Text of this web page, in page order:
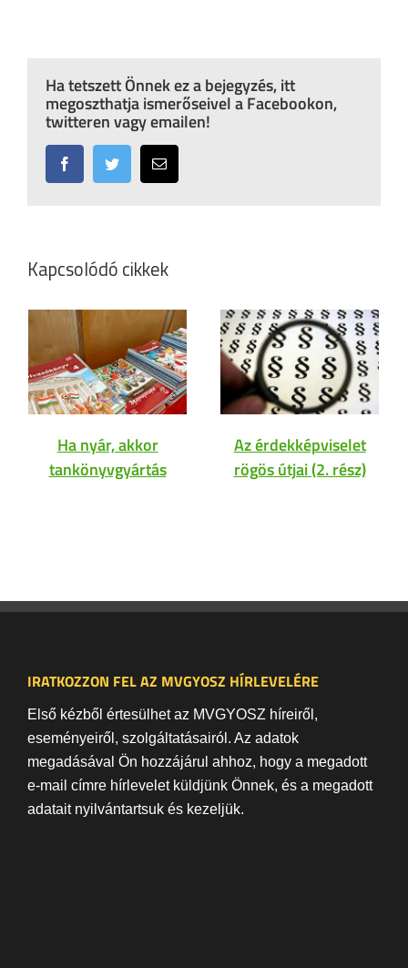
Ha tetszett Önnek ez a bejegyzés, itt
megoszthatja ismerőseivel a Facebookon,
twitteren vagy emailen!
FacebookTwitter Email:
Kapcsolódó cikkek
Ha nyár, akkor
tankönyvgyártás
Az érdekképviselet
rögös útjai (2. rész)
IRATKOZZON FEL AZ MVGYOSZ HÍRLEVELÉRE
Első kézből értesülhet az MVGYOSZ híreiről,
eseményeiről, szolgáltatásairól. Az adatok
megadásával Ön hozzájárul ahhoz, hogy a megadott
e-mail címre hírlevelet küldjünk Önnek, és a megadott
adatait nyilvántartsuk és kezeljük.